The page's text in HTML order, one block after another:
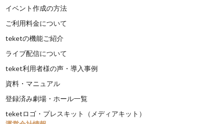
イベント作成の方法
ご利用料金について
teketの機能ご紹介
ライブ配信について
teket利用者様の声・導入事例
資料・マニュアル
登録済み劇場・ホール一覧
teketロゴ・プレスキット（メディアキット）